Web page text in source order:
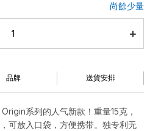
尚餘少量
品牌 送貨安排
系列的人气新款！重量15克，
可放入口袋，方便携带。独专利无